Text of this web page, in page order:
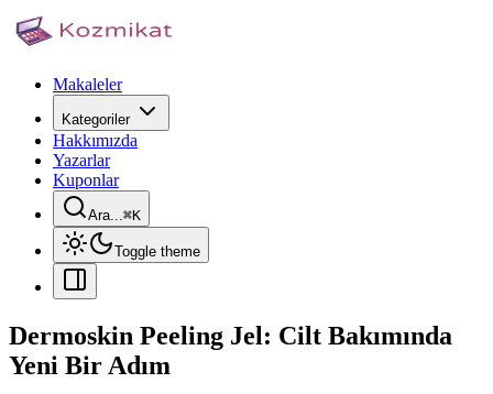
Makaleler
Kategoriler
Hakkımızda
Yazarlar
Kuponlar
Ara...⌘K
Toggle theme
Dermoskin Peeling Jel: Cilt Bakımında
Yeni Bir Adım